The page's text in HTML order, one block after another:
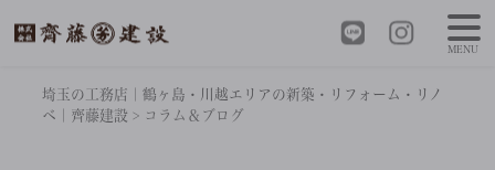
埼玉の工務店｜鶴ヶ島・川越エリアの新築・リフォーム・リノ
ベ｜齊藤建設 > コラム＆ブログ
MENU